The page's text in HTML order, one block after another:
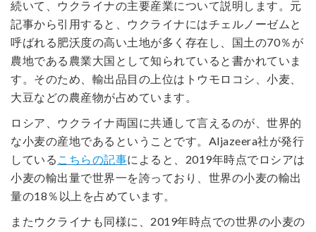
続いて、ウクライナの主要産業について説明します。元
記事から引用すると、ウクライナにはチェルノーゼムと
呼ばれる肥沃度の高い土地が多く存在し、国土の70％が
農地である農業大国として知られていると書かれていま
す。そのため、輸出品目の上位はトウモロコシ、小麦、
大豆などの農産物が占めています。
ロシア、ウクライナ両国に共通して言えるのが、世界的
な小麦の産地であるということです。Aljazeera社が発行
している こちらの記事によると、2019年時点でロシアは
小麦の輸出量で世界一を誇っており、世界の小麦の輸出
量の18％以上を占めています。
またウクライナも同様に、2019年時点での世界の小麦の